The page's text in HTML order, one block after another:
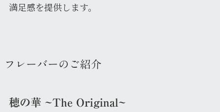
満足感を提供します。
フレーバーのご紹介
穂の華 ~The Original~